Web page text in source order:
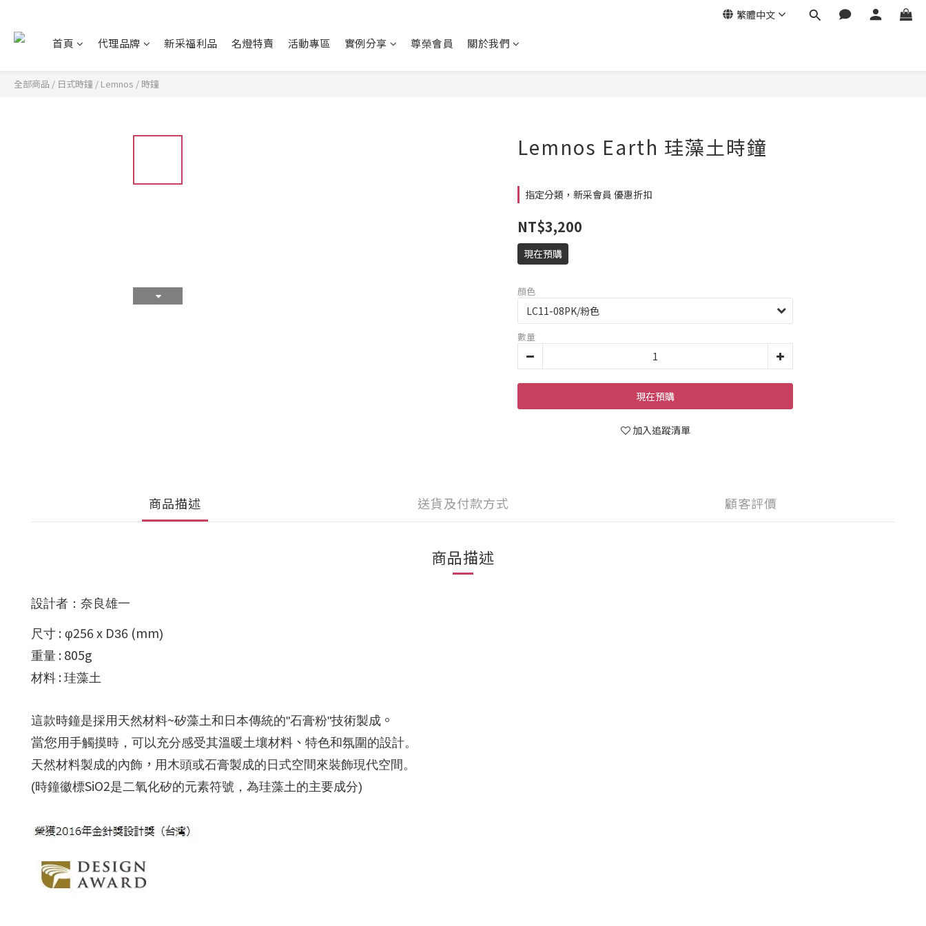
繁體中文
首頁 代理品牌 新采福利品 名燈特賣 活動專區 實例分享 尊榮會員 關於我們
全部商品 / 日式時鐘 / Lemnos / 時鐘
Lemnos Earth 珪藻土時鐘
指定分類，新采會員 優惠折扣
NT$3,200
現在預購
顏色
數量
現在預購
加入追蹤清單
商品描述 送貨及付款方式 顧客評價
商品描述
設計者 ：奈良雄一
尺寸 : φ256 x D36 (mm)
重量 :805g
材料 : 珪藻土
這款時鐘是採用天然材料~矽藻土和日本傳統的"石膏粉"技術製成 。
當您用手觸摸時， 可以充分感受其溫暖土壤材料 、 特色和氛圍的設計。
天然材料製成的內飾 ， 用木頭或石膏製成的日式空間來裝飾現代空間。
(時鐘徽標SiO2是二氧化矽的元素符號，為珪藻土的主要成分)